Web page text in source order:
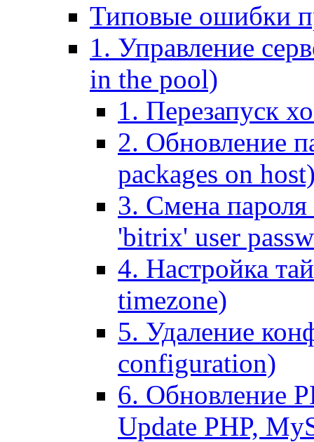
Типовые ошибки
1. Управление
in the pool)
1. Перезапуск
2. Обновление
packages on
3. Смена пароля
'bitrix' user
4. Настройка
timezone)
5. Удаление
configuration)
6. Обновление
Update PHP,